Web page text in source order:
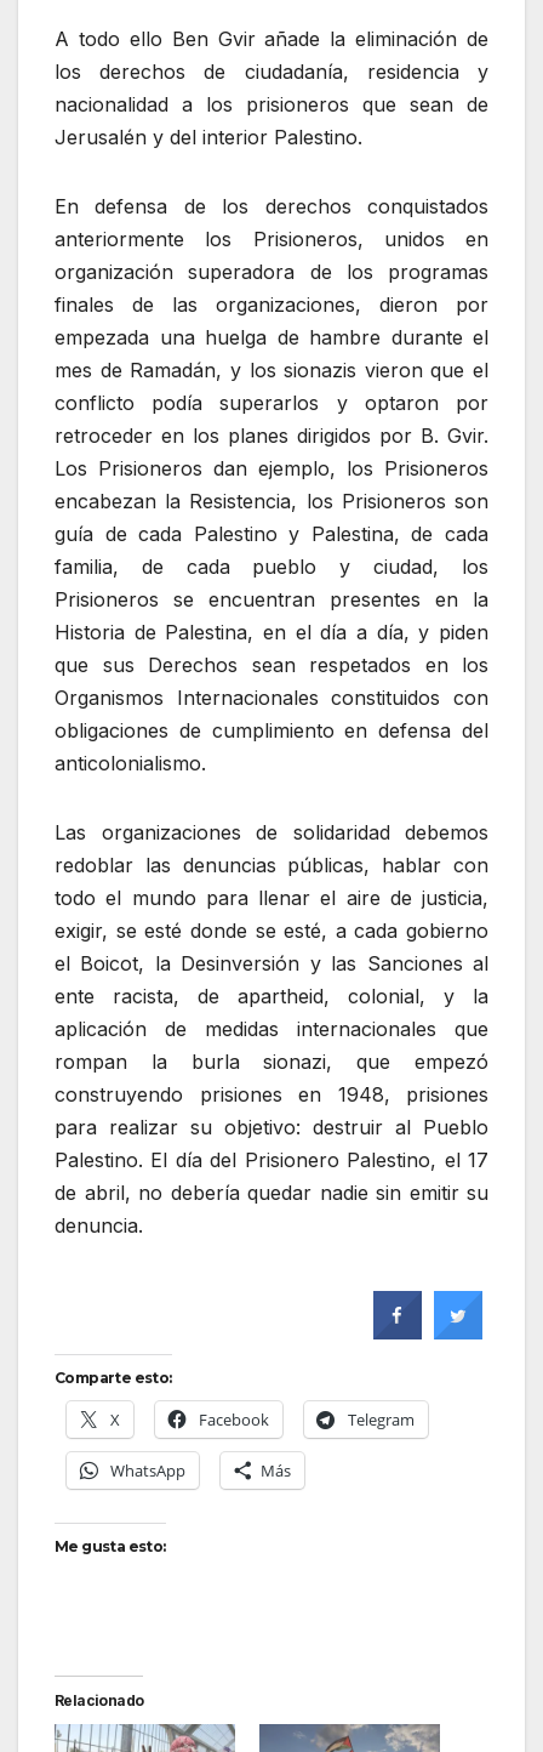
A todo ello Ben Gvir añade la eliminación de
los derechos de ciudadanía, residencia y
nacionalidad a los prisioneros que sean de
Jerusalén y del interior Palestino.
En defensa de los derechos conquistados
anteriormente los Prisioneros, unidos en
organización superadora de los programas
finales de las organizaciones, dieron por
empezada una huelga de hambre durante el
mes de Ramadán, y los sionazis vieron que el
conflicto podía superarlos y optaron por
retroceder en los planes dirigidos por B. Gvir.
Los Prisioneros dan ejemplo, los Prisioneros
encabezan la Resistencia, los Prisioneros son
guía de cada Palestino y Palestina, de cada
familia, de cada pueblo y ciudad, los
Prisioneros se encuentran presentes en la
Historia de Palestina, en el día a día, y piden
que sus Derechos sean respetados en los
Organismos Internacionales constituidos con
obligaciones de cumplimiento en defensa del
anticolonialismo.
Las organizaciones de solidaridad debemos
redoblar las denuncias públicas, hablar con
todo el mundo para llenar el aire de justicia,
exigir, se esté donde se esté, a cada gobierno
el Boicot, la Desinversión y las Sanciones al
ente racista, de apartheid, colonial, y la
aplicación de medidas internacionales que
rompan la burla sionazi, que empezó
construyendo prisiones en 1948, prisiones
para realizar su objetivo: destruir al Pueblo
Palestino. El día del Prisionero Palestino, el 17
de abril, no debería quedar nadie sin emitir su
denuncia.
Comparte esto:
X Facebook Telegram
WhatsApp Más
Me gusta esto:
Relacionado